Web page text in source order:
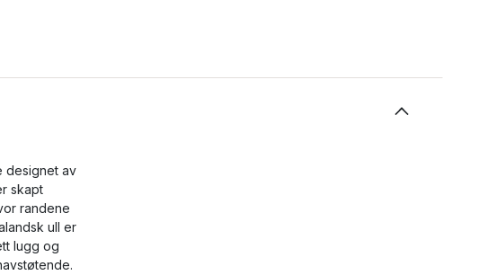
designet av
skapt
randene
ull er
lugg og